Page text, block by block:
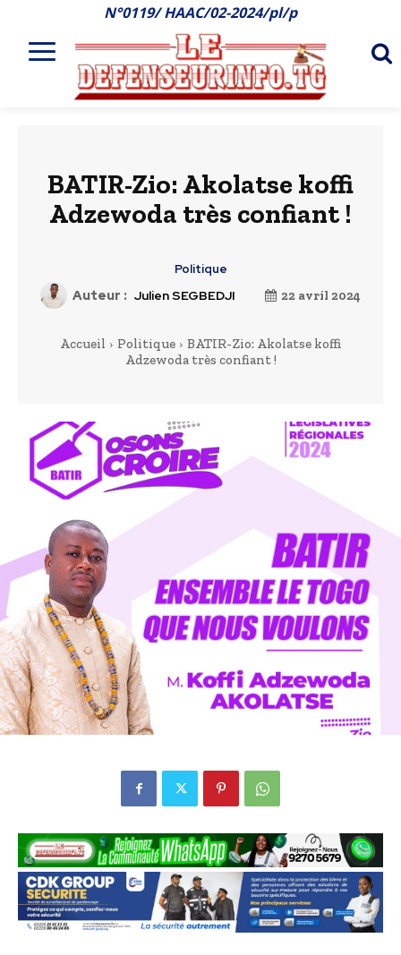
N°0119/ HAAC/02-2024/pl/p
BATIR-Zio: Akolatse koffi
Adzewoda très confiant !
Politique
Auteur : Julien SEGBEDJI 22 avril 2024
Accueil Politique
BATIR-Zio: Akolatse koffi
Adzewoda très confiant !